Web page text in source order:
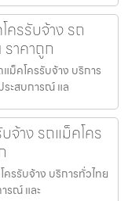
ครรับจ้าง รถ
ราคาถูก
ม็คโครรับจ้าง บริการ
ระสบการณ์ แล
จ้าง รถแม็คโคร
ครรับจ้าง บริการทั่วไทย
รณ์ และ